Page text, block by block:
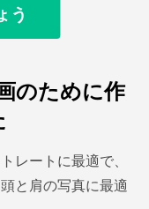
う
のために作
レートに最適で、
と肩の写真に最適